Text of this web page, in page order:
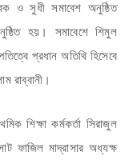
ও সুধী সমাবেশ অনুষ্ঠিত
হয়। সমাবেশে শিমুল
প্রধান অতিথি হিসেবে
রাব্বানী।
শিক্ষা কর্মকর্তা সিরাজুল
ফাজিল মাদ্রাসার অধ্যক্ষ